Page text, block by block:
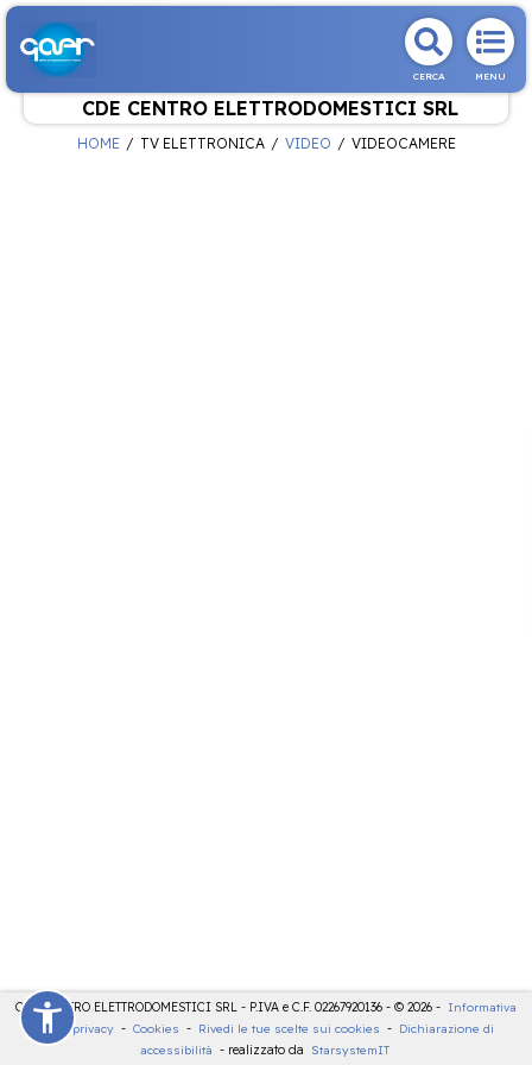
CERCA MENU
CDE CENTRO ELETTRODOMESTICI SRL
HOME TV ELETTRONICA VIDEO VIDEOCAMERE
CDE CENTRO ELETTRODOMESTICI SRL - P.IVA e C.F. 02267920136 - © 2026 - Informativa
sulla privacy - Cookies - Rivedi le tue scelte sui cookies - Dichiarazione di
accessibilità - realizzato da StarsystemIT